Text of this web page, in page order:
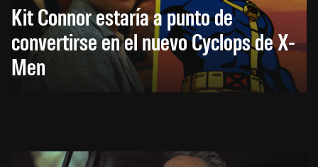
Kit Connor estaría a punto de
convertirse en el nuevo Cyclops de X-
Men